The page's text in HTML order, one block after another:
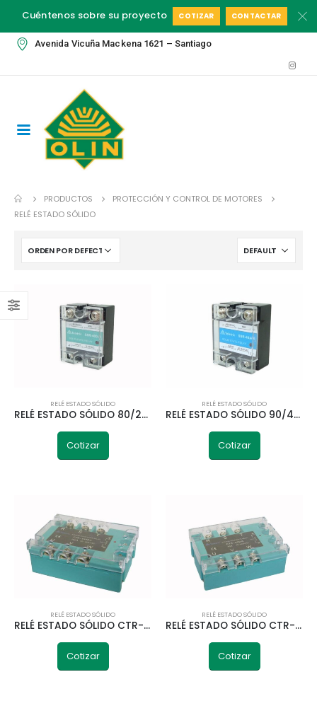
Cuéntenos sobre su proyecto COTIZAR CONTACTAR
Avenida Vicuña Mackena 1621 – Santiago
PRODUCTOS
PROTECCIÓN Y CONTROL DE MOTORES
RELÉ ESTADO SÓLIDO
RELÉ ESTADO SÓLIDO
RELÉ ESTADO SÓLIDO 80/240VAC 40A 3/32VDC TELETRIC
Cotizar
RELÉ ESTADO SÓLIDO
RELÉ ESTADO SÓLIDO 90/480VAC 3/32VDC TELETRIC
Cotizar
RELÉ ESTADO SÓLIDO
RELÉ ESTADO SÓLIDO CTR-100DA TELETRIC
Cotizar
RELÉ ESTADO SÓLIDO
RELÉ ESTADO SÓLIDO CTR-40DA TELETRIC
Cotizar
out of 5